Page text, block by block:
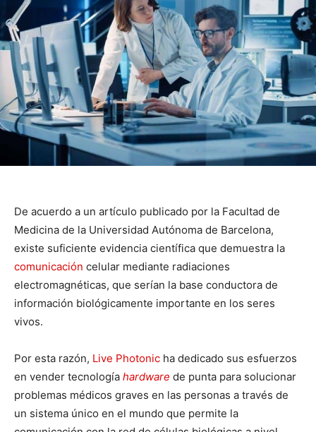
De acuerdo a un artículo publicado por la Facultad de
Medicina de la Universidad Autónoma de Barcelona,
existe suficiente evidencia científica que demuestra la
comunicación celular mediante radiaciones
electromagnéticas, que serían la base conductora de
información biológicamente importante en los seres
vivos.
Por esta razón, Live Photonic ha dedicado sus esfuerzos
en vender tecnología hardware de punta para solucionar
problemas médicos graves en las personas a través de
un sistema único en el mundo que permite la